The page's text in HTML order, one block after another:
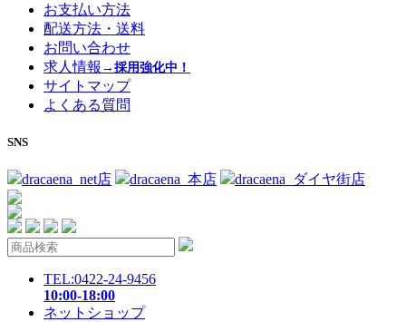
お支払い方法
配送方法・送料
お問い合わせ
求人情報 →採用強化中！
サイトマップ
よくある質問
SNS
dracaena_net店 dracaena_本店 dracaena_ダイヤ街店
TEL:0422-24-9456
10:00-18:00
ネットショップ